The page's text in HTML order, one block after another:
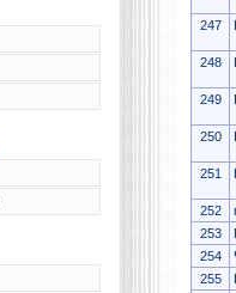
247
248
249
250
251
252
253
254
255